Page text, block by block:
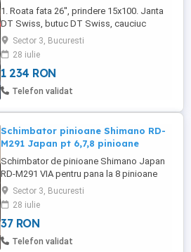
1. Roata fata 26'', prindere 15x100. Janta
DT Swiss, butuc DT Swiss, cauciuc
Continental Explorer Protection 26x2.1,
disc Shimano SM-RT79L 203 mm. Pret
250 lei. 2. Furca Magura Thor 150 mm,
roata 26'', gat conic 19 cm, prindere
15x100 mm. Prezinta urme de folosire pe
Sector 3, Bucuresti
28 iulie
1 234 RON
Telefon validat
Schimbator pinioane Shimano RD-
M291 Japan pt 6,7,8 pinioane
Schimbator de pinioane Shimano Japan
RD-M291 VIA pentru pana la 8 pinioane
(3x8) In stare buna de functionare Se
poate vedea si testa in Bucuresti, sector 3.
Sector 3, Bucuresti
28 iulie
37 RON
Telefon validat